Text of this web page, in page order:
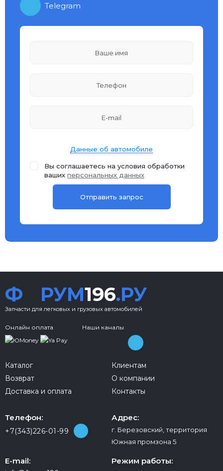
Telegram
Данные об автомобиле
Вы соглашаетесь на условия обработки
ваших персональных данных
Ф РУМ196.РУ
Запчасти для легковых и грузовых автомобилей
Онлайн оплата Наши каналы
Каталог
Возврат
Доставка и оплата
Клиентам
О компании
Контакты
Телефон:
+7(343)226-01-99
Адрес:
г. Березовский, территория
Южная промзона 5
E-mail: Режим работы: